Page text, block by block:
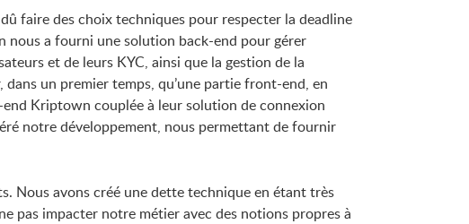
faire des choix techniques pour respecter la deadline
a fourni une solution back-end pour gérer
et de leurs KYC, ainsi que la gestion de la
un premier temps, qu’une partie front-end, en
Kriptown couplée à leur solution de connexion
notre développement, nous permettant de fournir
Nous avons créé une dette technique en étant très
pas impacter notre métier avec des notions propres à